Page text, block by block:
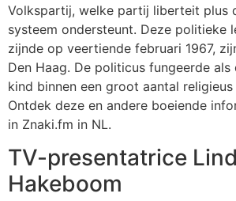
Volkspartij, welke partij liberteit plus
systeem ondersteunt. Deze politieke
zijnde op veertiende februari 1967,
Den Haag. De politicus fungeerde
kind binnen een groot aantal
Ontdek deze en andere boeiende
in Znaki.fm in NL.
TV-presentatrice
Hakeboom